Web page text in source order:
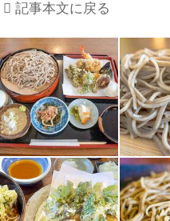
記事本文に戻る